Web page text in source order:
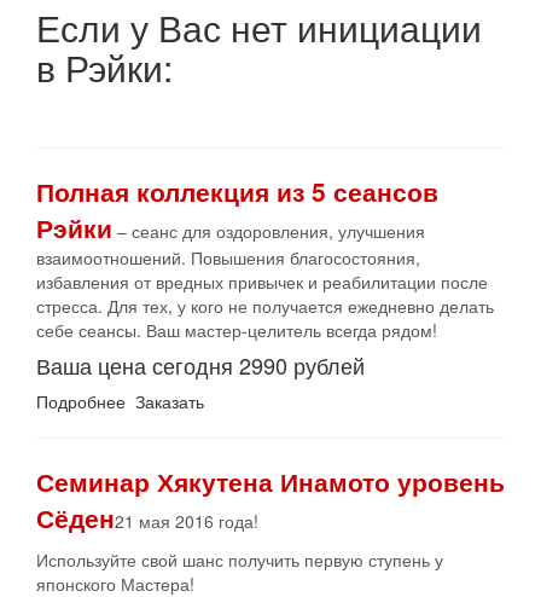
Если у Вас нет инициации
в Рэйки:
Полная коллекция из 5 сеансов
Рэйки – сеанс для оздоровления, улучшения
взаимоотношений. Повышения благосостояния,
избавления от вредных привычек и реабилитации после
стресса. Для тех, у кого не получается ежедневно делать
себе сеансы. Ваш мастер-целитель всегда рядом!
Ваша цена сегодня 2990 рублей
Подробнее Заказать
Семинар Хякутена Инамото уровень
Сёден21 мая 2016 года!
Используйте свой шанс получить первую ступень у
японского Мастера!